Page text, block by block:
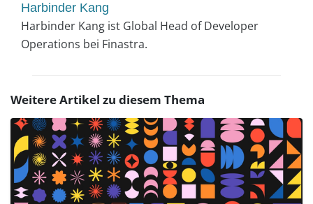
Harbinder Kang
Harbinder Kang ist Global Head of Developer
Operations bei Finastra.
Weitere Artikel zu diesem Thema